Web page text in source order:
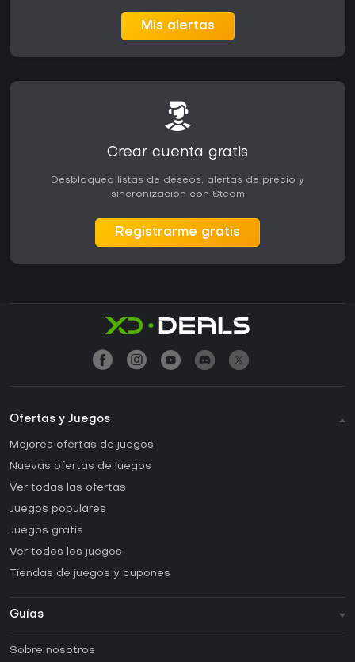
Mis alertas
Crear cuenta gratis
Desbloquea listas de deseos, alertas de precio y
sincronización con Steam
Registrarme gratis
Ofertas y Juegos
Mejores ofertas de juegos
Nuevas ofertas de juegos
Ver todas las ofertas
Juegos populares
Juegos gratis
Ver todos los juegos
Tiendas de juegos y cupones
Guías
Sobre nosotros